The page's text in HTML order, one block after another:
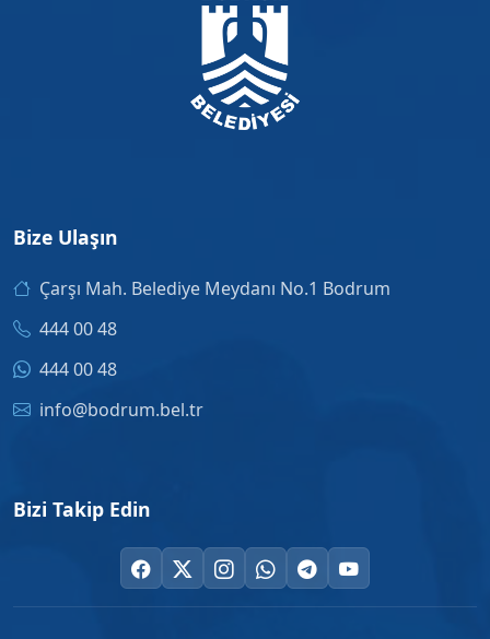
Bize Ulaşın
Çarşı Mah. Belediye Meydanı No.1 Bodrum
444 00 48
444 00 48
info@bodrum.bel.tr
Bizi Takip Edin